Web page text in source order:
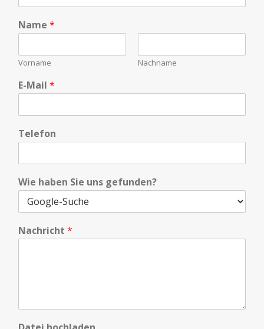
Name *
Vorname Nachname
E-Mail *
S
i
*
i
Telefon
Wie haben Sie uns gefunden?
E
-
n
Nachricht *